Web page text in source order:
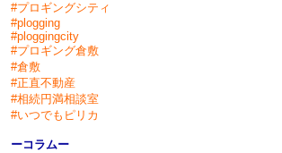
#プロギングシティ
#plogging
#ploggingcity
#プロギング倉敷
#倉敷
#正直不動産
#相続円満相談室
#いつでもピリカ
ーコラムー